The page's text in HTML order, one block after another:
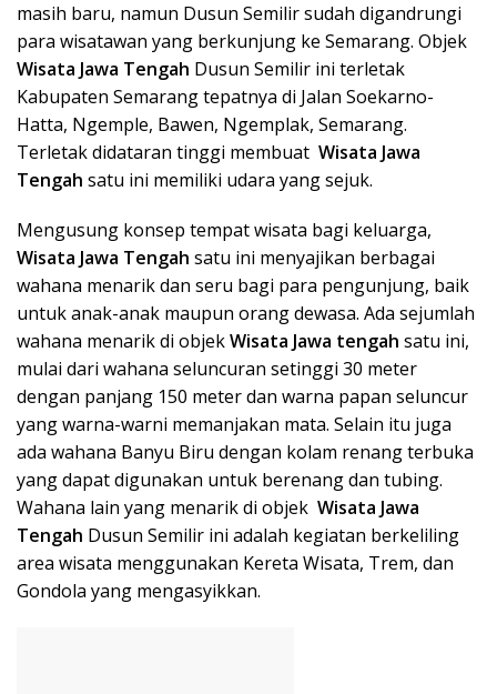
masih baru, namun Dusun Semilir sudah digandrungi
para wisatawan yang berkunjung ke Semarang. Objek
Wisata Jawa Tengah Dusun Semilir ini terletak
Kabupaten Semarang tepatnya di Jalan Soekarno-
Hatta, Ngemple, Bawen, Ngemplak, Semarang.
Terletak didataran tinggi membuat Wisata Jawa
Tengah satu ini memiliki udara yang sejuk.
Mengusung konsep tempat wisata bagi keluarga,
Wisata Jawa Tengah satu ini menyajikan berbagai
wahana menarik dan seru bagi para pengunjung, baik
untuk anak-anak maupun orang dewasa. Ada sejumlah
wahana menarik di objekWisata Jawa tengah satu ini,
mulai dari wahana seluncuran setinggi 30 meter
dengan panjang 150 meter dan warna papan seluncur
yang warna-warni memanjakan mata. Selain itu juga
ada wahana Banyu Biru dengan kolam renang terbuka
yang dapat digunakan untuk berenang dan tubing.
Wahana lain yang menarik di objek Wisata Jawa
Tengah Dusun Semilir ini adalah kegiatan berkeliling
area wisata menggunakan Kereta Wisata, Trem, dan
Gondola yang mengasyikkan.